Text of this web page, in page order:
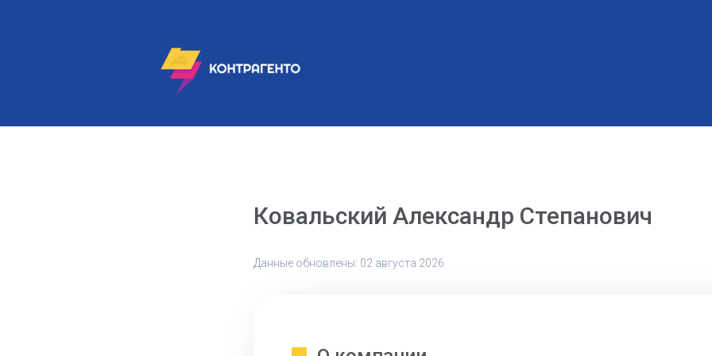
Ковальский Александр Степанович
Данные обновлены: 02 августа 2026